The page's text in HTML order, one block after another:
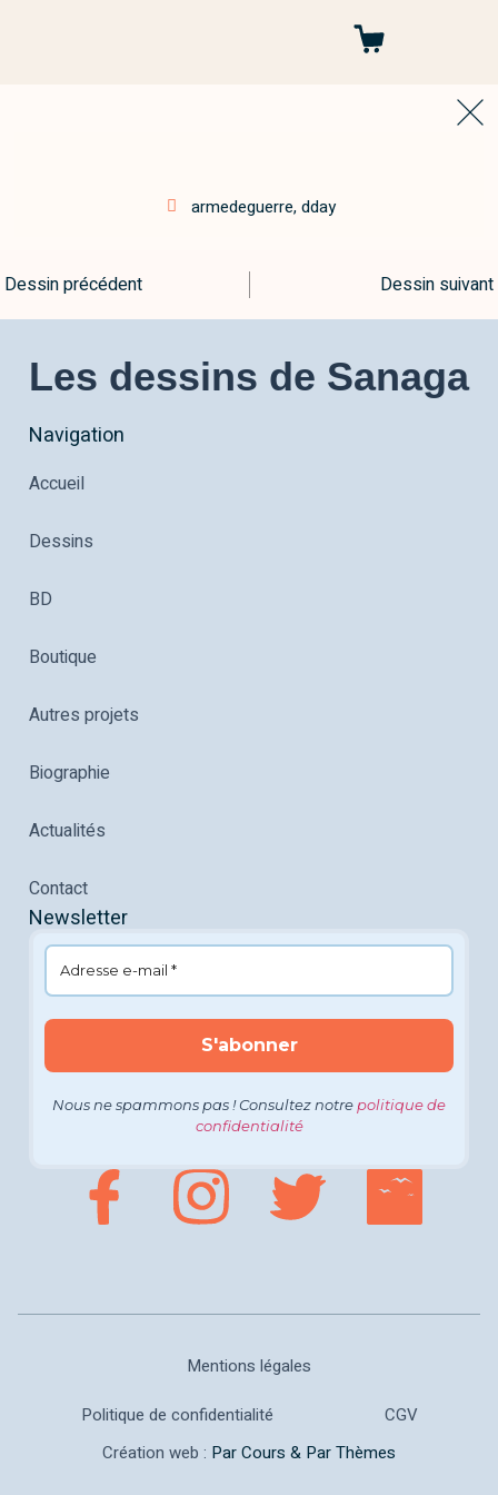
armedeguerre,dday
Dessin précédent Dessin suivant
Les dessins de Sanaga
Navigation
Accueil
Dessins
BD
Boutique
Autres projets
Biographie
Actualités
Contact
Newsletter
Nous ne spammons pas ! Consultez notrepolitique de
confidentialité
Mentions légales
Politique de confidentialité
CGV
Création web : Par Cours & Par Thèmes